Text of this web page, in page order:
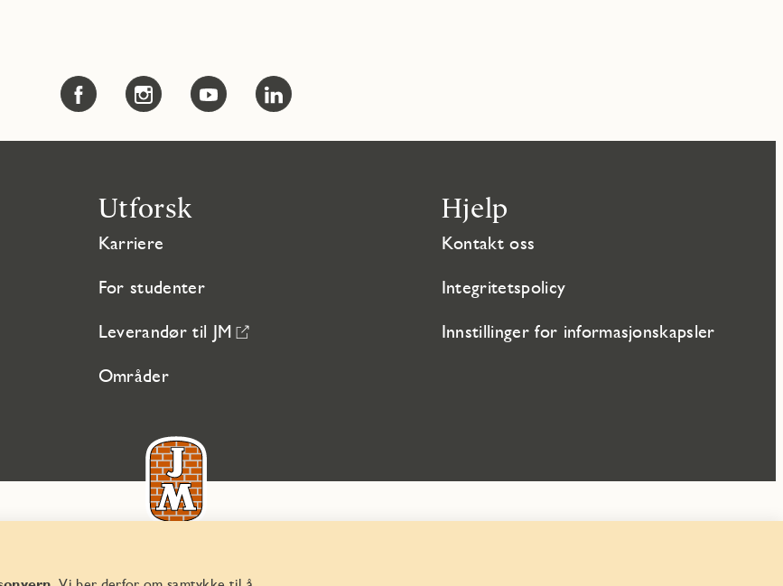
Utforsk
Karriere
For studenter
Leverandør til JM
Områder
Hjelp
Kontakt oss
Integritetspolicy
Innstillinger for informasjonskapsler
Organisasjonsnummer 829 350 122